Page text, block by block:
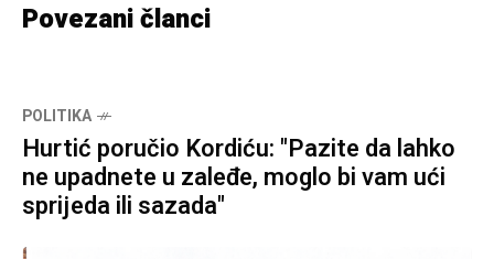
Povezani članci
POLITIKA
Hurtić poručio Kordiću: "Pazite da lahko
ne upadnete u zaleđe, moglo bi vam ući
sprijeda ili sazada"